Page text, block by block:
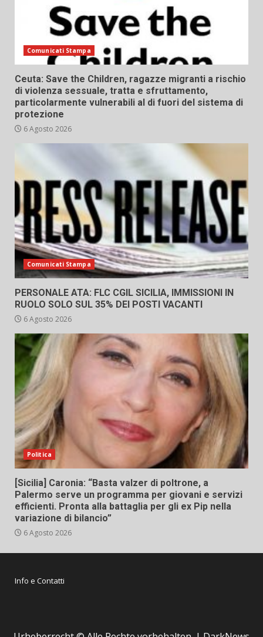
Comunicati Stampa
Ceuta: Save the Children, ragazze migranti a rischio
di violenza sessuale, tratta e sfruttamento,
particolarmente vulnerabili al di fuori del sistema di
protezione
6 Agosto 2026
Comunicati Stampa
PERSONALE ATA: FLC CGIL SICILIA, IMMISSIONI IN
RUOLO SOLO SUL 35% DEI POSTI VACANTI
6 Agosto 2026
Politica
[Sicilia] Caronia: “Basta valzer di poltrone, a
Palermo serve un programma per giovani e servizi
efficienti. Pronta alla battaglia per gli ex Pip nella
variazione di bilancio”
6 Agosto 2026
Info e Contatti